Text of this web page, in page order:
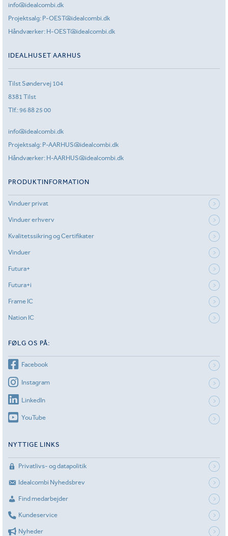
info@idealcombi.dk
Projektsalg: P-OEST@idealcombi.dk
Håndværker: H-OEST@idealcombi.dk
IDEALHUSET AARHUS
Tilst Søndervej 104
8381 Tilst
Tlf.:96 88 25 00
info@idealcombi.dk
Projektsalg: P-AARHUS@idealcombi.dk
Håndværker: H-AARHUS@idealcombi.dk
PRODUKTINFORMATION
Vinduer privat
Vinduer erhverv
Kvalitetssikring og Certifikater
Vinduer
Futura+
Futura+i
Frame IC
Nation IC
FØLG OS PÅ:
Facebook
Instagram
LinkedIn
YouTube
NYTTIGE LINKS
Privatlivs- og datapolitik
Idealcombi Nyhedsbrev
Find medarbejder
Kundeservice
Nyheder